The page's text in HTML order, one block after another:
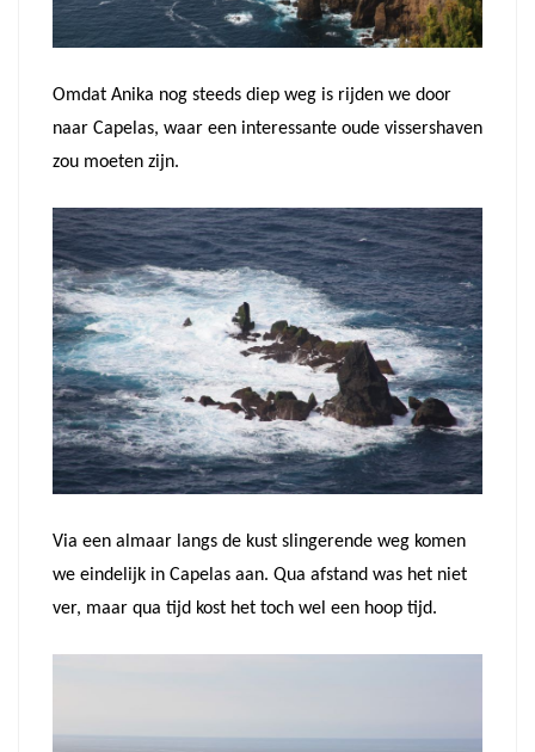
Omdat Anika nog steeds diep weg is rijden we door
naar Capelas, waar een interessante oude vissershaven
zou moeten zijn.
Via een almaar langs de kust slingerende weg komen
we eindelijk in Capelas aan. Qua afstand was het niet
ver, maar qua tijd kost het toch wel een hoop tijd.